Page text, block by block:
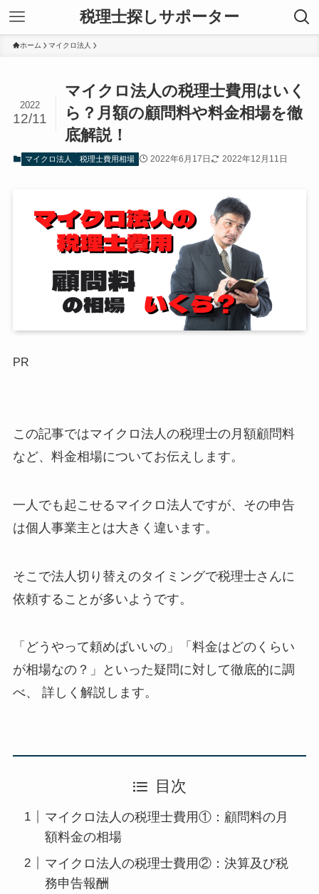
税理士探しサポーター
ホーム マイクロ法人
マイクロ法人の税理士費用はいく
ら？月額の顧問料や料金相場を徹
底解説！
2022
12/11
マイクロ法人 税理士費用相場 2022年6月17日 2022年12月11日
PR
この記事ではマイクロ法人の税理士の月額顧問料
など、料金相場についてお伝えします。
一人でも起こせるマイクロ法人ですが、その申告
は個人事業主とは大きく違います。
そこで法人切り替えのタイミングで税理士さんに
依頼することが多いようです。
「どうやって頼めばいいの」「料金はどのくらい
が相場なの？」といった疑問に対して徹底的に調
べ、 詳しく解説します。
目次
マイクロ法人の税理士費用①：顧問料の月
額料金の相場
マイクロ法人の税理士費用②：決算及び税
務申告報酬